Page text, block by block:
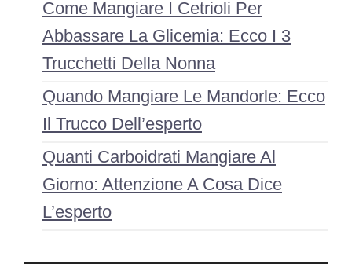
Come Mangiare I Cetrioli Per
Abbassare La Glicemia: Ecco I 3
Trucchetti Della Nonna
Quando Mangiare Le Mandorle: Ecco
Il Trucco Dell’esperto
Quanti Carboidrati Mangiare Al
Giorno: Attenzione A Cosa Dice
L’esperto